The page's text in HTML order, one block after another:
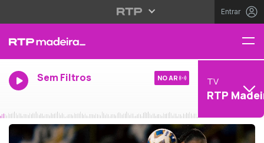
Entrar
Sem Filtros NO AR TV
RTP